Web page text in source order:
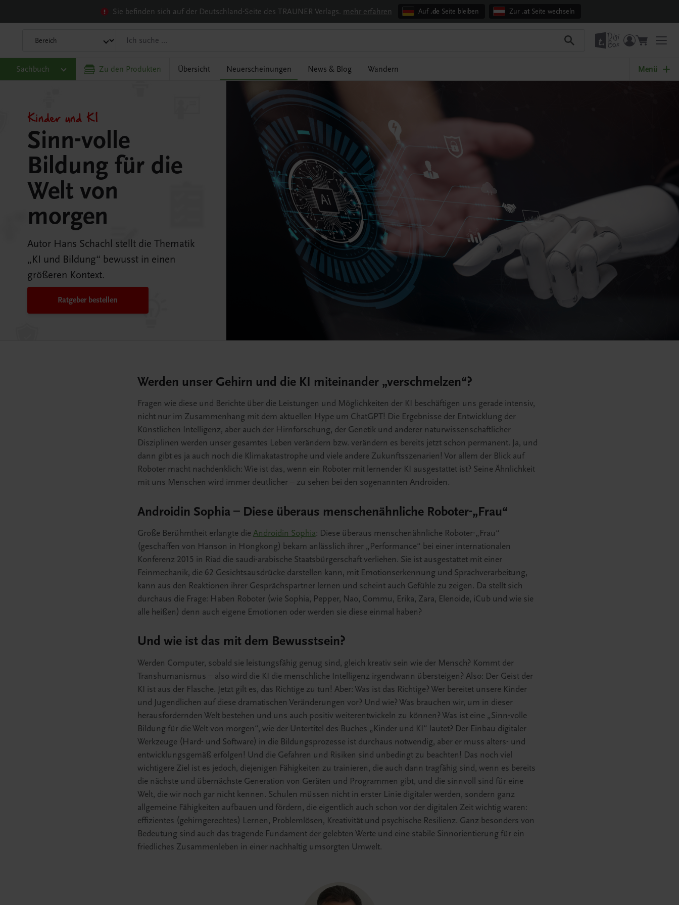
Sie befinden sich auf der Deutschland-Seite des TRAUNER Verlags. mehr erfahren Auf .de Seite bleiben Zur .atSeite wechseln
Sachbuch Zu den Produkten Übersicht Neuerscheinungen News & Blog Wandern Menü
Kinder und KI
Sinn-volle
Bildung für die
Welt von
morgen
Autor Hans Schachl stellt die Thematik
„KI und Bildung“ bewusst in einen
größeren Kontext.
Ratgeber bestellen
Werden unser Gehirn und die KI miteinander „verschmelzen“?
Fragen wie diese und Berichte über die Leistungen und Möglichkeiten der KI beschäftigen uns gerade intensiv,
nicht nur im Zusammenhang mit dem aktuellen Hype um ChatGPT! Die Ergebnisse der Entwicklung der
Künstlichen Intelligenz, aber auch der Hirnforschung, der Genetik und anderer naturwissenschaftlicher
Disziplinen werden unser gesamtes Leben verändern bzw. verändern es bereits jetzt schon permanent. Ja, und
dann gibt es ja auch noch die Klimakatastrophe und viele andere Zukunftsszenarien! Vor allem der Blick auf
Roboter macht nachdenklich: Wie ist das, wenn ein Roboter mit lernender KI ausgestattet ist? Seine Ähnlichkeit
mit uns Menschen wird immer deutlicher – zu sehen bei den sogenannten Androiden.
Androidin Sophia – Diese überaus menschenähnliche Roboter-„Frau“
Große Berühmtheit erlangte dieAndroidin Sophia: Diese überaus menschenähnliche Roboter-„Frau“
(geschaffen von Hanson in Hongkong) bekam anlässlich ihrer „Performance“ bei einer internationalen
Konferenz 2015 in Riad die saudi-arabische Staatsbürgerschaft verliehen. Sie ist ausgestattet mit einer
Feinmechanik, die 62 Gesichtsausdrücke darstellen kann, mit Emotionserkennung und Sprachverarbeitung,
kann aus den Reaktionen ihrer Gesprächspartner lernen und scheint auch Gefühle zu zeigen. Da stellt sich
durchaus die Frage: Haben Roboter (wie Sophia, Pepper, Nao, Commu, Erika, Zara, Elenoide, iCub und wie sie
alle heißen) denn auch eigene Emotionen oder werden sie diese einmal haben?
Und wie ist das mit dem Bewusstsein?
Werden Computer, sobald sie leistungsfähig genug sind, gleich kreativ sein wie der Mensch? Kommt der
Transhumanismus – also wird die KI die menschliche Intelligenz irgendwann übersteigen? Also: Der Geist der
KI ist aus der Flasche. Jetzt gilt es, das Richtige zu tun! Aber: Was ist das Richtige? Wer bereitet unsere Kinder
und Jugendlichen auf diese dramatischen Veränderungen vor? Und wie? Was brauchen wir, um in dieser
herausfordernden Welt bestehen und uns auch positiv weiterentwickeln zu können? Was ist eine „Sinn-volle
Bildung für die Welt von morgen“, wie der Untertitel des Buches „Kinder und KI“ lautet? Der Einbau digitaler
Werkzeuge (Hard- und Software) in die Bildungsprozesse ist durchaus notwendig, aber er muss alters- und
entwicklungsgemäß erfolgen! Und die Gefahren und Risiken sind unbedingt zu beachten! Das noch viel
wichtigere Ziel ist es jedoch, diejenigen Fähigkeiten zu trainieren, die auch dann tragfähig sind, wenn es bereits
die nächste und übernächste Generation von Geräten und Programmen gibt, und die sinnvoll sind für eine
Welt, die wir noch gar nicht kennen. Schulen müssen nicht in erster Linie digitaler werden, sondern ganz
allgemeine Fähigkeiten aufbauen und fördern, die eigentlich auch schon vor der digitalen Zeit wichtig waren:
effizientes (gehirngerechtes) Lernen, Problemlösen, Kreativität und psychische Resilienz. Ganz besonders von
Bedeutung sind auch das tragende Fundament der gelebten Werte und eine stabile Sinnorientierung für ein
friedliches Zusammenleben in einer nachhaltig umsorgten Umwelt.